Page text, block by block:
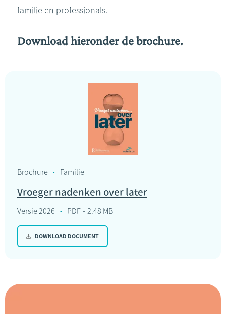
familie en professionals.
Download hieronder de brochure.
Brochure Familie
Vroeger nadenken over later
Versie 2026 PDF 2.48 MB
DOWNLOAD DOCUMENT